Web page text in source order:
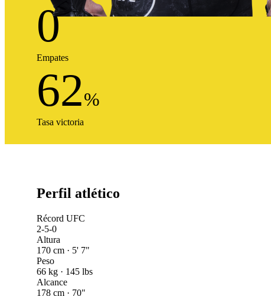
0
Empates
62%
Tasa victoria
Perfil atlético
Récord UFC
2-5-0
Altura
170 cm · 5' 7"
Peso
66 kg · 145 lbs
Alcance
178 cm · 70"